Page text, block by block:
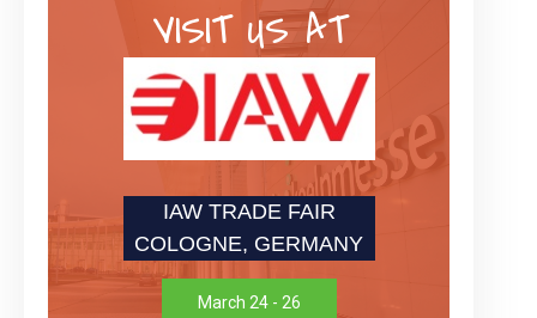
VISIT US AT
IAW TRADE FAIR
COLOGNE, GERMANY
March 24 - 26